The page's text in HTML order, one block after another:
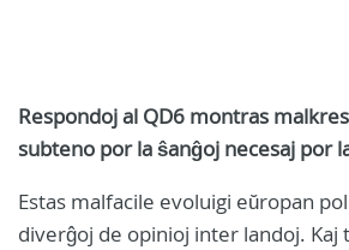
Respondoj al QD6 montras
subteno por la ŝanĝoj necesaj por
Estas malfacile evoluigi eŭropan
diverĝoj de opinioj inter landoj. Kaj